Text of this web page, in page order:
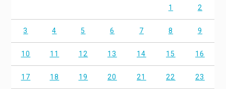
1 2
3 4 5 6 7 8 9
10 11 12 13 14 15 16
17 18 19 20 21 22 23